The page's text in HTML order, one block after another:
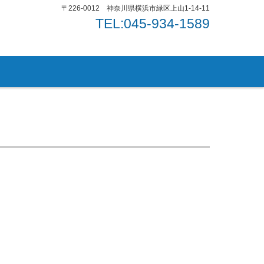
〒226-0012 神奈川県横浜市緑区上山1-14-11
TEL:045-934-1589